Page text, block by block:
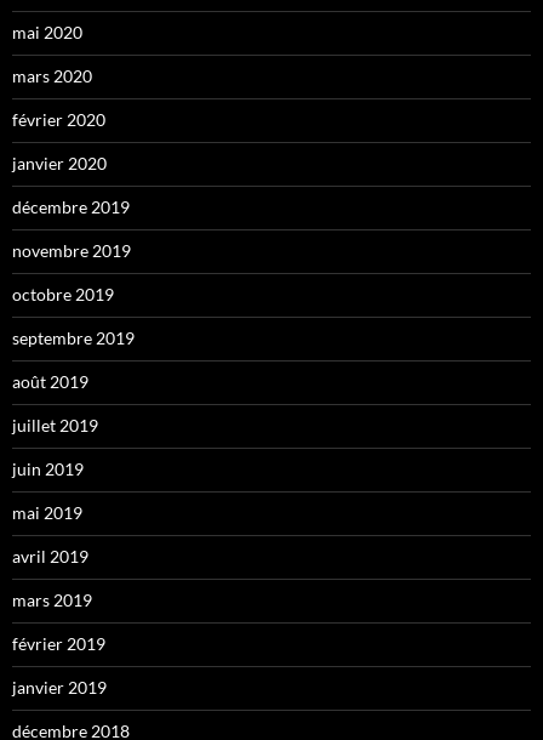
mai 2020
mars 2020
février 2020
janvier 2020
décembre 2019
novembre 2019
octobre 2019
septembre 2019
août 2019
juillet 2019
juin 2019
mai 2019
avril 2019
mars 2019
février 2019
janvier 2019
décembre 2018